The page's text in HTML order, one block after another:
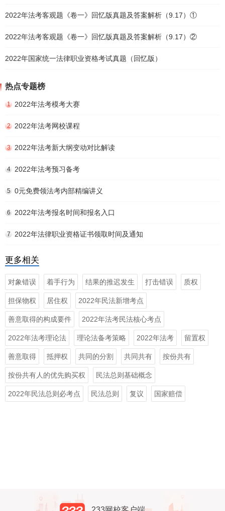
2022年法考客观题《卷一》回忆版真题及答案解析（9.17）①
2022年法考客观题《卷一》回忆版真题及答案解析（9.17）②
2022年国家统一法律职业资格考试真题（回忆版）
热点专题榜
1 2022年法考模考大赛
2 2022年法考网校课程
3 2022年法考新大纲变动对比解读
4 2022年法考预习备考
5 0元免费领法考内部精编讲义
6 2022年法考报名时间和报名入口
7 2022年法律职业资格证书领取时间及通知
更多相关
对象错误 着手行为 结果的推迟发生 打击错误 质权
担保物权 居住权 2022年民法新增考点
善意取得的构成要件 2022年法考民法核心考点
2022年法考理论法 理论法备考策略 2022年法考 留置权
善意取得 抵押权 共同的分割 共同共有 按份共有
按份共有人的优先购买权 民法总则基础概念
2022年民法总则必考点 民法总则 复议 国家赔偿